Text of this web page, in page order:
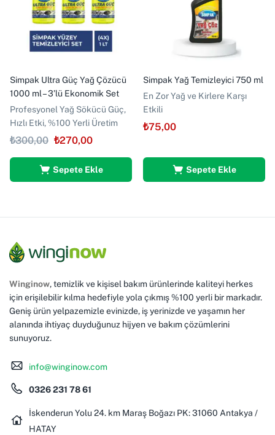
Simpak Ultra Güç Yağ Çözücü
1000 ml – 3’lü Ekonomik Set
Profesyonel Yağ Sökücü Güç,
Hızlı Etki, %100 Yerli Üretim
₺300,00 ₺270,00
Sepete Ekle
Simpak Yağ Temizleyici 750 ml
En Zor Yağ ve Kirlere Karşı
Etkili
₺75,00
Sepete Ekle
Winginow, temizlik ve kişisel bakım ürünlerinde kaliteyi herkes
için erişilebilir kılma hedefiyle yola çıkmış %100 yerli bir markadır.
Geniş ürün yelpazemizle evinizde, iş yerinizde ve yaşamın her
alanında ihtiyaç duyduğunuz hijyen ve bakım çözümlerini
sunuyoruz.
info@winginow.com
0326 231 78 61
İskenderun Yolu 24. km Maraş Boğazı PK: 31060 Antakya /
HATAY